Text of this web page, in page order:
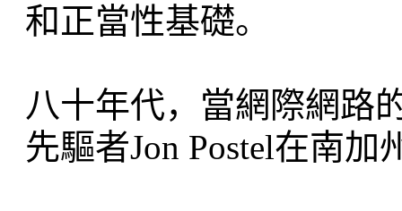
和正當性基礎。
八十年代，當網際網路
先驅者Jon Postel在南